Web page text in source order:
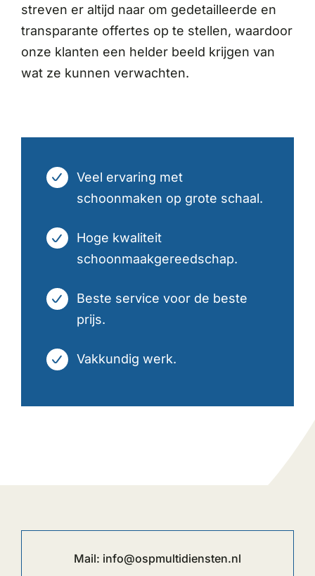
streven er altijd naar om gedetailleerde en
transparante offertes op te stellen, waardoor
onze klanten een helder beeld krijgen van
wat ze kunnen verwachten.
Veel ervaring met
schoonmaken op grote schaal.
Hoge kwaliteit
schoonmaakgereedschap.
Beste service voor de beste
prijs.
Vakkundig werk.
Mail: info@ospmultidiensten.nl